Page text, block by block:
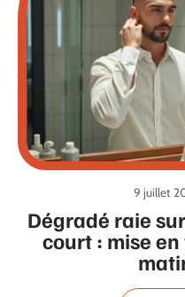
Dégradé raie
court : mise
9 juillet